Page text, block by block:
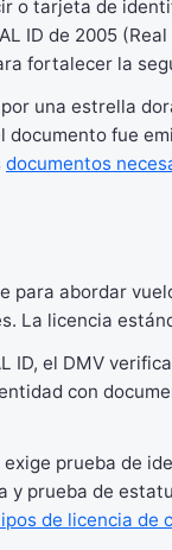
o tarjeta de
ID de 2005
fortalecer la
una estrella
fue
documentos
para abordar
La licencia
ID, el DMV
con
exige prueba de
y prueba de
de licencia de